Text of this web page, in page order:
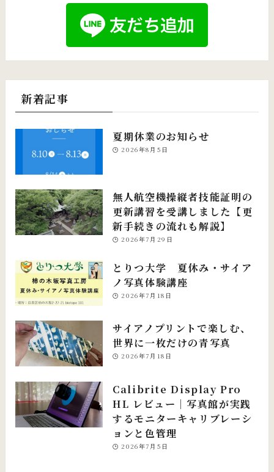
新着記事
夏期休業のお知らせ
2026年8月5日
無人航空機操縦者技能証明の
更新講習を受講しました【更
新手続きの流れも解説】
2026年7月29日
とりつ大学 夏休み・サイア
ノ写真体験講座
2026年7月18日
サイアノプリントで楽しむ、
世界に一枚だけの青写真
2026年7月18日
Calibrite Display Pro
HL レビュー｜写真館が実践
するモニターキャリブレーシ
ョンと色管理
2026年7月5日